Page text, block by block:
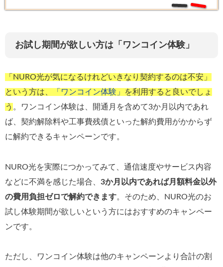
お試し期間が欲しい方は「ワンコイン体験」
「NURO光が気になるけれどいきなり契約するのは不安」
という方は、
「ワンコイン体験」
を利用すると良いでしょ
う 。ワンコイン体験は、開通月を含めて3か月以内であれ
ば、契約解除料や工事費残債といった解約費用がかからず
に解約できるキャンペーンです。
NURO光を実際につかってみて、通信速度やサービス内容
などに不満を感じた場合、 3か月以内であれば月額料金以外
の費用負担ゼロで解約できます。そのため、NURO光のお
試し体験期間が欲しいという方にはおすすめのキャンペー
ンです。
ただし、ワンコイン体験は他のキャンペーンより合計の割